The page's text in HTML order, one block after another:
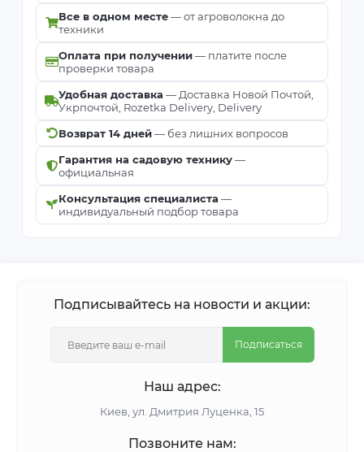
Все в одном месте— от агроволокна до
техники
Оплата при получении— платите после
проверки товара
Удобная доставка — Доставка Новой Почтой,
Укрпочтой, Rozetka Delivery, Delivery
Возврат 14 дней— без лишних вопросов
Гарантия на садовую технику—
официальная
Консультация специалиста —
индивидуальный подбор товара
Подписывайтесь на новости и акции:
Подписаться
Наш адрес:
Киeв, ул. Дмитрия Луценка, 15
Позвоните нам: